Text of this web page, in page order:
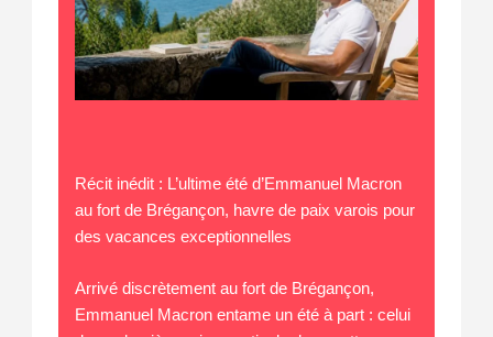
Récit inédit : L’ultime été d’Emmanuel Macron
au fort de Brégançon, havre de paix varois pour
des vacances exceptionnelles
Arrivé discrètement au fort de Brégançon,
Emmanuel Macron entame un été à part : celui